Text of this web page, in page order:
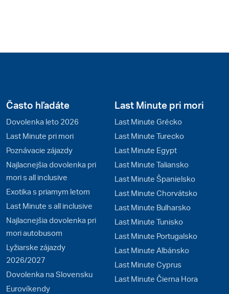
Často hľadáte
Dovolenka leto 2026
Last Minute pri mori
Poznávacie zájazdy
Najlacnejšia dovolenka pri
mori s all inclusive
Exotika s priamym letom
Last Minute s all inclusive
Najlacnejšia dovolenka pri
mori autobusom
Lyžiarske zájazdy
2026/2027
Dovolenka na Slovensku
Eurovíkendy
Last Minute pri mori
Last Minute Grécko
Last Minute Turecko
Last Minute Egypt
Last Minute Taliansko
Last Minute Španielsko
Last Minute Chorvátsko
Last Minute Bulharsko
Last Minute Tunisko
Last Minute Portugalsko
Last Minute Albánsko
Last Minute Cyprus
Last Minute Čierna Hora